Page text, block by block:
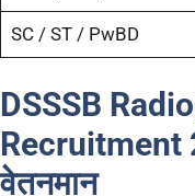
SC / ST / PwBD
DSSSB
Recruitment
वेतनमान